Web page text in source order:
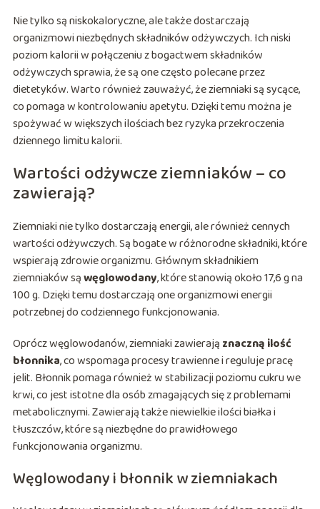
Nie tylko są niskokaloryczne, ale także dostarczają
organizmowi niezbędnych składników odżywczych. Ich niski
poziom kalorii w połączeniu z bogactwem składników
odżywczych sprawia, że są one często polecane przez
dietetyków. Warto również zauważyć, że ziemniaki są sycące,
co pomaga w kontrolowaniu apetytu. Dzięki temu można je
spożywać w większych ilościach bez ryzyka przekroczenia
dziennego limitu kalorii.
Wartości odżywcze ziemniaków – co
zawierają?
Ziemniaki nie tylko dostarczają energii, ale również cennych
wartości odżywczych. Są bogate w różnorodne składniki, które
wspierają zdrowie organizmu. Głównym składnikiem
ziemniaków sąwęglowodany, które stanowią około 17,6 g na
100 g. Dzięki temu dostarczają one organizmowi energii
potrzebnej do codziennego funkcjonowania.
Oprócz węglowodanów, ziemniaki zawierają znaczną ilość
błonnika, co wspomaga procesy trawienne i reguluje pracę
jelit. Błonnik pomaga również w stabilizacji poziomu cukru we
krwi, co jest istotne dla osób zmagających się z problemami
metabolicznymi. Zawierają także niewielkie ilości białka i
tłuszczów, które są niezbędne do prawidłowego
funkcjonowania organizmu.
Węglowodany i błonnik w ziemniakach